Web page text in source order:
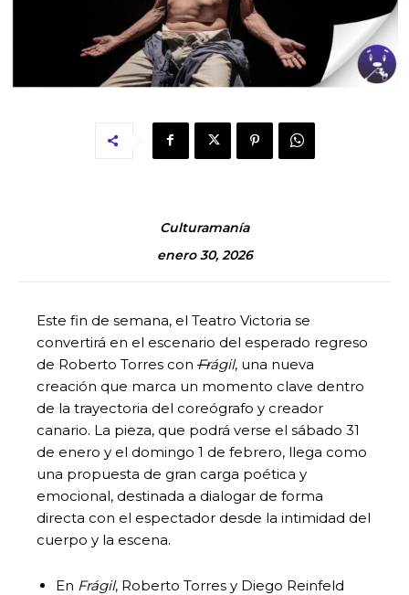
Culturamanía
enero 30, 2026
Este fin de semana, el Teatro Victoria se
convertirá en el escenario del esperado regreso
de Roberto Torres con Frágil, una nueva
creación que marca un momento clave dentro
de la trayectoria del coreógrafo y creador
canario. La pieza, que podrá verse el sábado 31
de enero y el domingo 1 de febrero, llega como
una propuesta de gran carga poética y
emocional, destinada a dialogar de forma
directa con el espectador desde la intimidad del
cuerpo y la escena.
En Frágil, Roberto Torres y Diego Reinfeld